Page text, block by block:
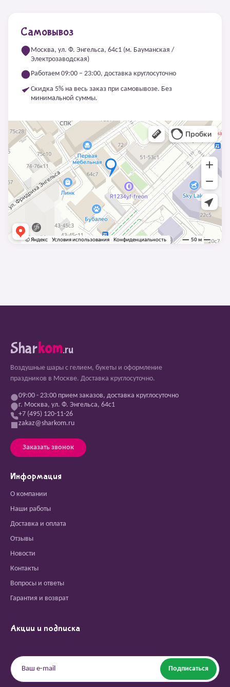
Самовывоз
Москва, ул. Ф. Энгельса, 64с1 (м. Бауманская /
Электрозаводская)
Работаем 09:00 – 23:00, доставка круглосуточно
Скидка 5% на весь заказ при самовывозе. Без
минимальной суммы.
Sharkom.ru
Воздушные шары с гелием, букеты и оформление
праздников в Москве. Доставка круглосуточно.
09:00 - 23:00 прием заказов, доставка круглосуточно
г. Москва, ул. Ф. Энгельса, 64с1
+7 (495) 120-11-26
zakaz@sharkom.ru
Заказать звонок
Информация
О компании
Наши работы
Доставка и оплата
Отзывы
Новости
Контакты
Вопросы и ответы
Гарантия и возврат
Акции и подписка
Подписаться